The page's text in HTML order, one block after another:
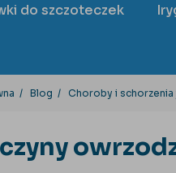
do szczoteczek
Blog Choroby i schorzenia